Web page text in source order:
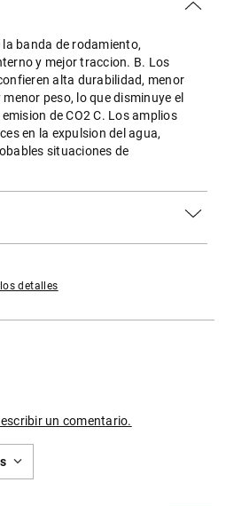
banda de rodamiento,
y mejor traccion. B. Los
alta durabilidad, menor
peso, lo que disminuye el
de CO2 C. Los amplios
en la expulsion del agua,
situaciones de
detalles
un comentario.